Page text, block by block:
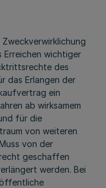
Erreichen wichtiger
des
das Erlangen der
ein
ab wirksamem
für die
von weiteren
von der
geschaffen
werden. Bei